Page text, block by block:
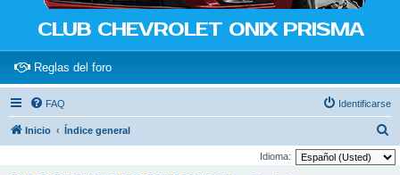
CLUB CHEVROLET ONIX PRISMA
Reglas del foro(Opens a new tab)
FAQ Identificarse
Inicio Índice general
u
Idioma: